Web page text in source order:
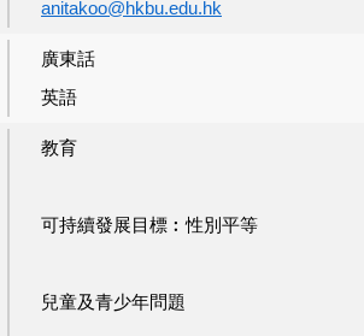
anitakoo@hkbu.edu.hk
廣東話
英語
教育
可持續發展目標︰性別平等
兒童及青少年問題